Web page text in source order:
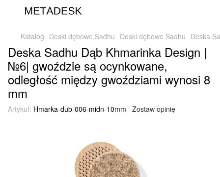
Katalog Deski dębowe Sadhu Deski dębowe Sadhu Deska
Deska Sadhu Dąb Khmarinka Design |
№6| gwoździe są ocynkowane,
odległość między gwoździami wynosi 8
mm
Artykuł: Hmarka-dub-006-midn-10mm Zostaw opinię